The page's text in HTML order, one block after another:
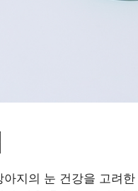
지의 눈 건강을 고려